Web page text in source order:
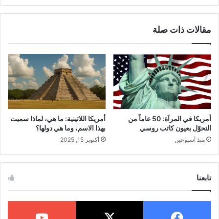
أذكار الصباح مكتوبة (صحيحة وشاملة)
فيما يليأذكار الصباح مكتوبة
ومرتبة، نرجو قراءتها
بتدبر ويقين:
1. آية الكرسي
سِنَةٌ وَلَا نَوْمٌ ۚ لَهُ مَا فِي السَّمَاوَاتِ وَمَا
فِي الْأَرْضِ ۗ مَنْ ذَا الَّذِي يشْفَعُ عِنْدَهُ إِلَّا
مقالات ذات صلة
أمريكا في المرآة: 50 عاماً من
التحوّل بعيون كاتب روسي
منذ أسبوعين
أمريكا اللاتينية: ما هي، لماذا سميت
بهذا الاسم، وما هي دولها؟
أكتوبر 15, 2025
تابعنا